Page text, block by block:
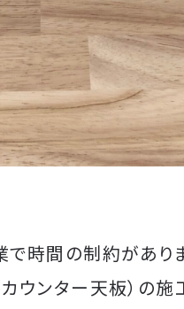
時間の制約があり
ウンター天板）の